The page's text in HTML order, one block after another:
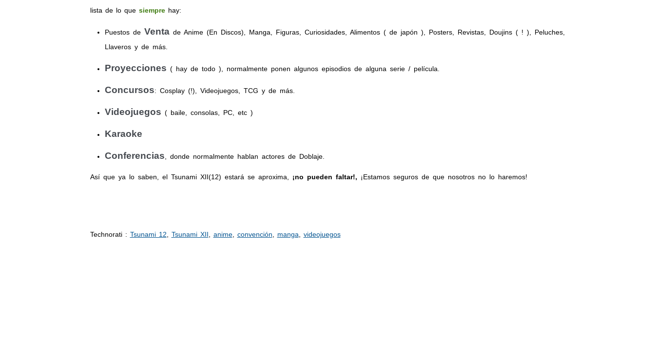
lista de lo que siemprehay:
Puestos de Ventade Anime (En Discos), Manga, Figuras, Curiosidades, Alimentos ( de japón ), Posters, Revistas, Doujins ( ! ), Peluches,
Llaveros y de más.
Proyecciones ( hay de todo ), normalmente ponen algunos episodios de alguna serie / película.
Concursos: Cosplay (!), Videojuegos, TCG y de más.
Videojuegos ( baile, consolas, PC, etc )
Karaoke
Conferencias , donde normalmente hablan actores de Doblaje.
Así que ya lo saben, el Tsunami XII(12) estará se aproxima, ¡no pueden faltar!, ¡Estamos seguros de que nosotros no lo haremos!
Technorati: Tsunami 12 Tsunami XII anime, convención manga videojuegos